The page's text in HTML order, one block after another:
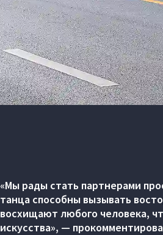
«Мы рады стать партнерами
танца способны вызывать
восхищают любого человека,
искусства», —